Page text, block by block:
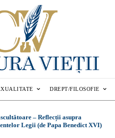
DREPT/FILOSOFIE
– Reflecții asupra
Legii (de Papa Benedict XVI)